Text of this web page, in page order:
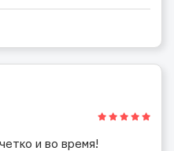
и во время!